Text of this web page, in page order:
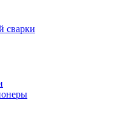
сварки